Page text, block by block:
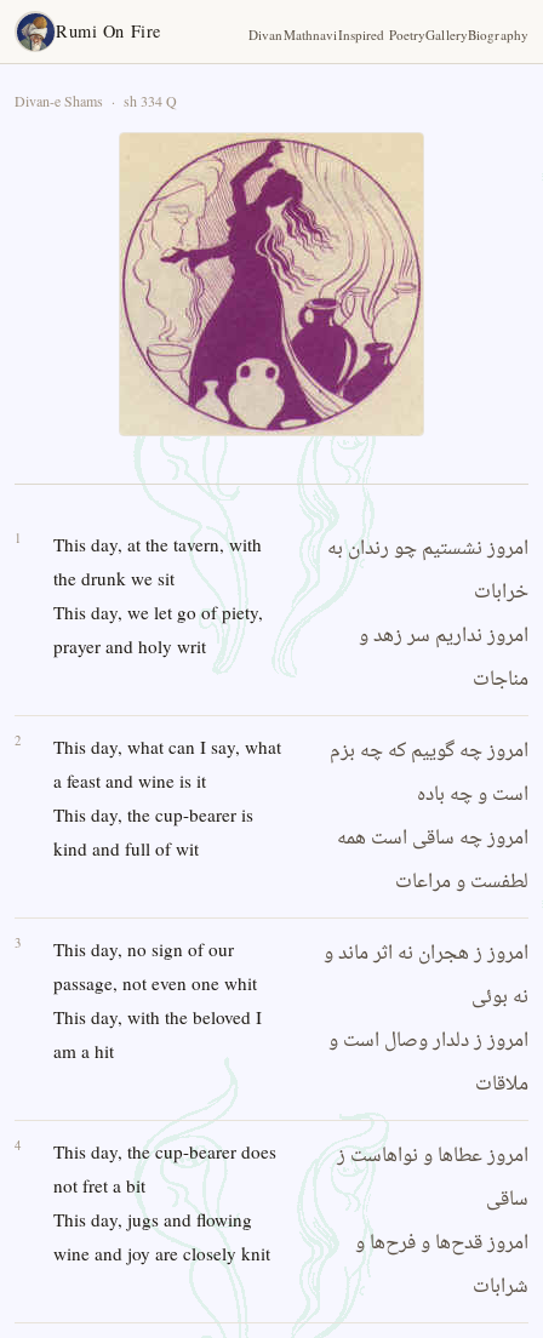
Rumi On Fire DivanMathnaviInspired PoetryGalleryBiography
Divan-e Shams · sh 334 Q
1
This day, at the tavern, with
the drunk we sit
This day, we let go of piety,
prayer and holy writ
امروز نشستیم چو رندان به
خرابات
امروز نداریم سر زهد و
مناجات
2
This day, what can I say, what
a feast and wine is it
This day, the cup-bearer is
kind and full of wit
امروز چه گوییم که چه بزم
است و چه باده
امروز چه ساقی است همه
لطفست و مراعات
3
This day, no sign of our
passage, not even one whit
This day, with the beloved I
am a hit
امروز ز هجران نه اثر ماند و
نه بوئی
امروز ز دلدار وصال است و
ملاقات
4
This day, the cup-bearer does
not fret a bit
This day, jugs and flowing
wine and joy are closely knit
امروز عطاها و نواهاست ز
ساقی
امروز قدح‌ها و فرح‌ها و
شرابات